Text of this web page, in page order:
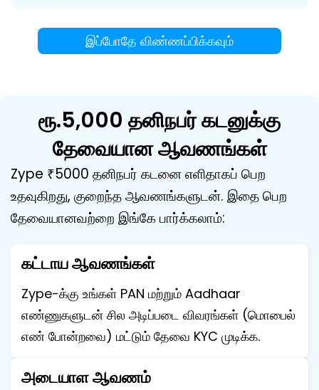
இப்போதே விண்ணப்பிக்கவும்
ரூ.5,000 தனிநபர் கடனுக்கு
தேவையான ஆவணங்கள்
Zype ₹5000 தனிநபர் கடனை எளிதாகப் பெற
உதவுகிறது, குறைந்த ஆவணங்களுடன். இதை பெற
தேவையானவற்றை இங்கே பார்க்கலாம்:
கட்டாய ஆவணங்கள்
Zype-க்கு உங்கள் PAN மற்றும் Aadhaar
எண்ணுகளுடன் சில அடிப்படை விவரங்கள் (மொபைல்
எண் போன்றவை) மட்டும் தேவை KYC முடிக்க.
அடையாள ஆவணம்